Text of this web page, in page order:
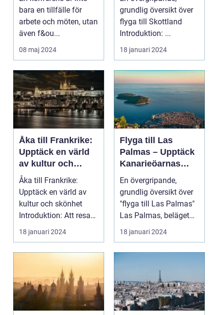
bara en tillfälle för
arbete och möten, utan
även f&ou...
08 maj 2024
ännu enklast sätt
grundlig översikt över
flyga till Skottland
Introduktion: ...
18 januari 2024
Åka till Frankrike:
Upptäck en värld
av kultur och
skönhet
Åka till Frankrike:
Upptäck en värld av
kultur och skönhet
Introduktion: Att resa
till Frankrike är...
18 januari 2024
Flyga till Las
Palmas – Upptäck
Kanarieöarnas
pärla
En övergripande,
grundlig översikt över
"flyga till Las Palmas"
Las Palmas, beläget
på Gran Canaria...
18 januari 2024